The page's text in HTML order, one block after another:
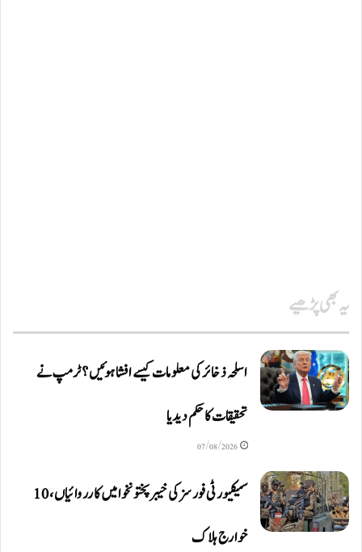
یہ بھی پڑھیے
اسلحہ ذخائر کی معلومات کیسے افشا ہوئیں؟ ٹرمپ نے
تحقیقات کا حکم دیدیا
07/08/2026
سیکیورٹی فورسز کی خیبرپختونخوا میں کارروائیاں، 10
خوارج ہلاک